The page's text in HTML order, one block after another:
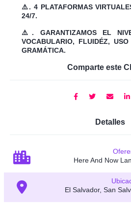
⚠️. 4 PLATAFORMAS
24/7.
⚠️. GARANTIZAMOS EL
VOCABULARIO, FLUIDÉZ,
GRAMÁTICA.
Comparte este
Detalles
Here And Now
El Salvador, San